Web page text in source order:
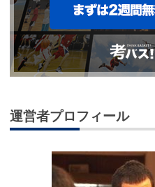
運営者プロフィール